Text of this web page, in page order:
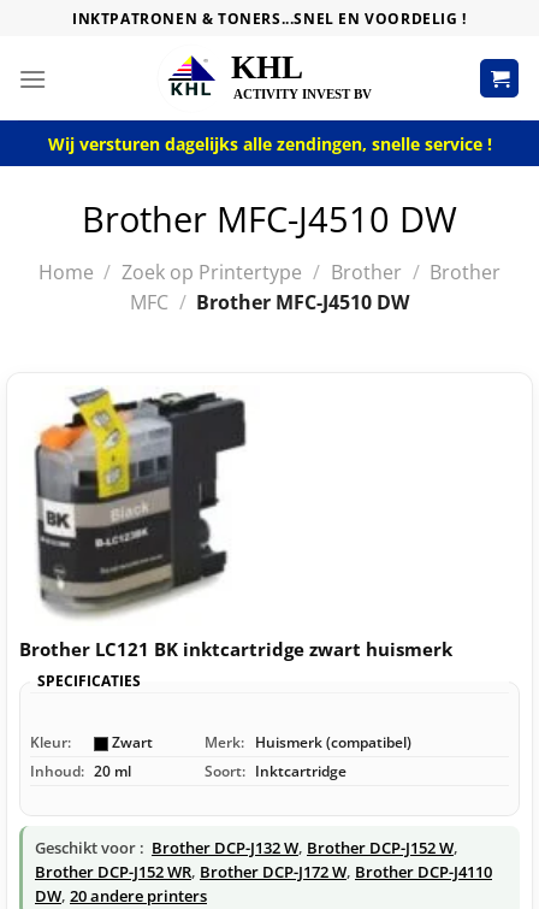
content
INKTPATRONEN & TONERS...SNEL EN VOORDELIG !
Wij versturen dagelijks alle zendingen, snelle service !
Brother MFC-J4510 DW
Home / Zoek op Printertype / Brother / Brother
MFC / Brother MFC-J4510 DW
Brother LC121 BK inktcartridge zwart huismerk
SPECIFICATIES
Kleur: Zwart Merk: Huismerk (compatibel)
Inhoud: 20 ml Soort: Inktcartridge
Geschikt voor : Brother DCP-J132 W, Brother DCP-J152 W,
Brother DCP-J152 WR, Brother DCP-J172 W, Brother DCP-J4110
DW, 20 andere printers